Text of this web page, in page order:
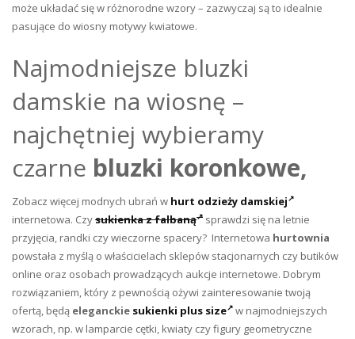
może układać się w różnorodne wzory – zazwyczaj są to idealnie
pasujące do wiosny motywy kwiatowe.
Najmodniejsze bluzki
damskie na wiosnę –
najchętniej wybieramy
czarne bluzki koronkowe,
Zobacz więcej modnych ubrań w hurt odzieży damskiej
internetowa. Czysukienka z falbaną
sprawdzi się na letnie
przyjęcia, randki czy wieczorne spacery? Internetowa hurtownia
powstała z myślą o właścicielach sklepów stacjonarnych czy butików
online oraz osobach prowadzących aukcje internetowe. Dobrym
rozwiązaniem, który z pewnością ożywi zainteresowanie twoją
ofertą, będą eleganckie sukienki plus size
w najmodniejszych
wzorach, np. w lamparcie cętki, kwiaty czy figury geometryczne